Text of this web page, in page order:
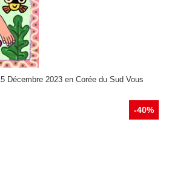
Décembre 2023 en Corée du Sud Vous
-40%